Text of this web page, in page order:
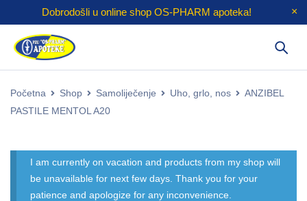
Dobrodošli u online shop OS-PHARM apoteka!
Početna Shop Samoliječenje Uho, grlo, nos
ANZIBEL
PASTILE MENTOL A20
I am currently on vacation and products from my shop will
be unavailable for next few days. Thank you for your
patience and apologize for any inconvenience.